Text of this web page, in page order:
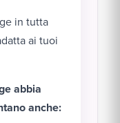
in tutta
ai tuoi
abbia
anche: